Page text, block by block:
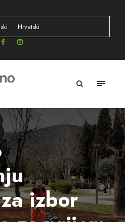
Hrvatski
izbor